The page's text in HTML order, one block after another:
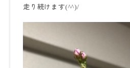
走り続けます(^^)/